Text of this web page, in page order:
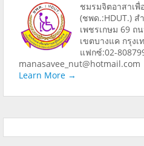
ชมรมจิตอาสาเ
(ชพด.:HDUT.) ส
เพชรเกษม 69 ถ
เขตบางแค กรุง
แฟกซ์:02-
manasavee_nut@hotmail.com
Learn More →